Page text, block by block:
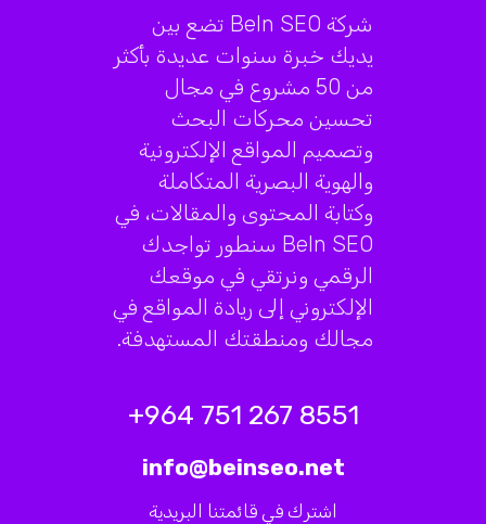
شركة BeIn SEO تضع بين
يديك خبرة سنوات عديدة بأكثر
من 50 مشروع في مجال
تحسين محركات البحث
وتصميم المواقع الإلكترونية
والهوية البصرية المتكاملة
وكتابة المحتوى والمقالات، في
BeIn SEO سنطور تواجدك
الرقمي ونرتقي في موقعك
الإلكتروني إلى ريادة المواقع في
مجالك ومنطقتك المستهدفة.
8551 267 751 964+
info@beinseo.net
اشترك في قائمتنا البريدية